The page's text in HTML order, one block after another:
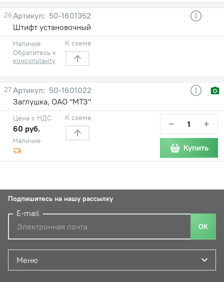
26
50-1601352
Штифт установочный
Наличие
Обратитесь к
консультанту
К схеме
27
50-1601022
Заглушка, ОАО "МТЗ"
Наличие
Цена с НДС
60 руб.
К схеме − +
Купить
Меню
Подпишитесь на нашу рассылку
E-mail
ОК